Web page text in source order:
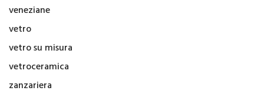
veneziane
vetro
vetro su misura
vetroceramica
zanzariera